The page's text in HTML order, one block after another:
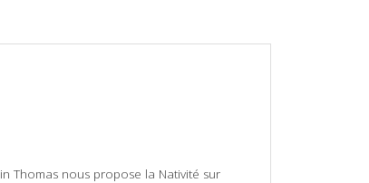
Thomas nous propose la Nativité sur